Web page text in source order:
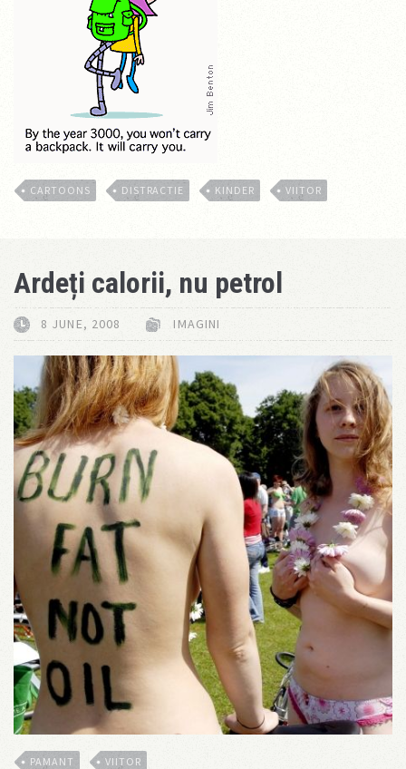
CARTOONS DISTRACTIE KINDER VIITOR
Ardeți calorii, nu petrol
8 JUNE, 2008 IMAGINI
PAMANT VIITOR